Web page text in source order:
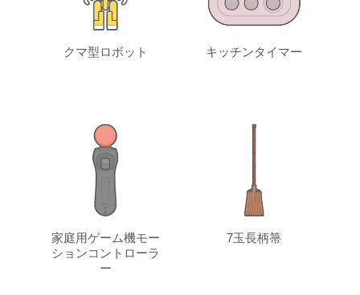
クマ型ロボット キッチンタイマー
家庭用ゲーム機モー
ションコントローラ
ー
7玉長柄箒